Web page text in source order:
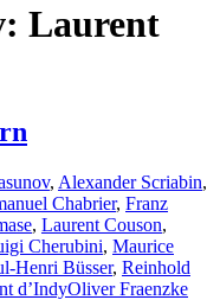
Laurent
, Alexander Scriabin,
Chabrier, Franz
, Laurent Couson,
Cherubini, Maurice
Henri Büsser, Reinhold
d’IndyOliver Fraenzke